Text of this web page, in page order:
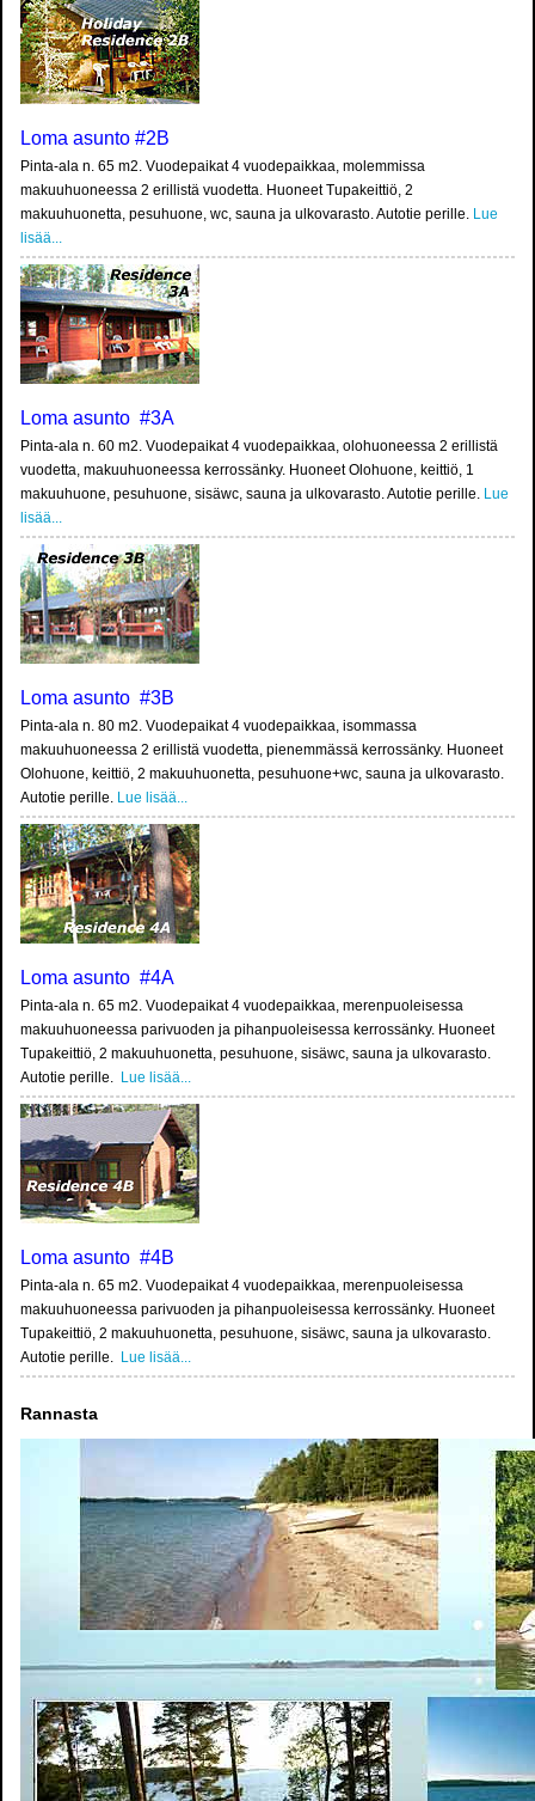
Loma asunto #2B
Pinta-ala n. 65 m2. Vuodepaikat 4 vuodepaikkaa, molemmissa
makuuhuoneessa 2 erillistä vuodetta. Huoneet Tupakeittiö, 2
makuuhuonetta, pesuhuone, wc, sauna ja ulkovarasto. Autotie perille. Lue
lisää...
Loma asunto #3A
Pinta-ala n. 60 m2. Vuodepaikat 4 vuodepaikkaa, olohuoneessa 2 erillistä
vuodetta, makuuhuoneessa kerrossänky. Huoneet Olohuone, keittiö, 1
makuuhuone, pesuhuone, sisäwc, sauna ja ulkovarasto. Autotie perille. Lue
lisää...
Loma asunto #3B
Pinta-ala n. 80 m2. Vuodepaikat 4 vuodepaikkaa, isommassa
makuuhuoneessa 2 erillistä vuodetta, pienemmässä kerrossänky. Huoneet
Olohuone, keittiö, 2 makuuhuonetta, pesuhuone+wc, sauna ja ulkovarasto.
Autotie perille. Lue lisää...
Loma asunto #4A
Pinta-ala n. 65 m2. Vuodepaikat 4 vuodepaikkaa, merenpuoleisessa
makuuhuoneessa parivuoden ja pihanpuoleisessa kerrossänky. Huoneet
Tupakeittiö, 2 makuuhuonetta, pesuhuone, sisäwc, sauna ja ulkovarasto.
Autotie perille. Lue lisää...
Loma asunto #4B
Pinta-ala n. 65 m2. Vuodepaikat 4 vuodepaikkaa, merenpuoleisessa
makuuhuoneessa parivuoden ja pihanpuoleisessa kerrossänky. Huoneet
Tupakeittiö, 2 makuuhuonetta, pesuhuone, sisäwc, sauna ja ulkovarasto.
Autotie perille. Lue lisää...
Rannasta